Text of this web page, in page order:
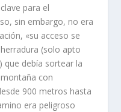
para el
sin embargo, no era
«su acceso se
(solo apto
que debía sortear la
con
900 metros hasta
era peligroso